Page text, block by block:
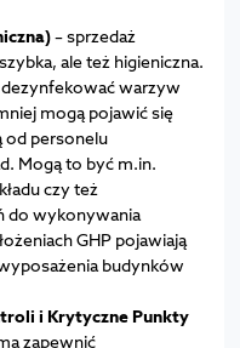
– sprzedaż
ale też higieniczna.
warzyw
mogą pojawić się
od personelu
Mogą to być m.in.
czy też
do wykonywania
GHP pojawiają
budynków
i Krytyczne Punkty
zapewnić